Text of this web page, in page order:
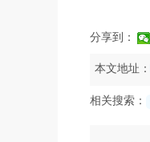
分享到：
本文地址：
相关搜索：